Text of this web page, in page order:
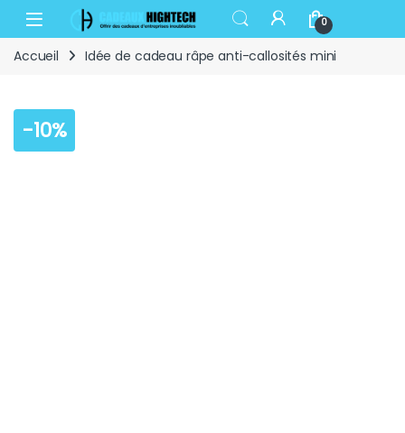
Skip to navigation
Skip to content
Open 0
Accueil Idée de cadeau râpe anti-callosités mini
-10%